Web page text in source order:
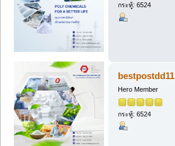
กระทู้: 6524
bestpostdd11
Hero Member
กระทู้: 6524